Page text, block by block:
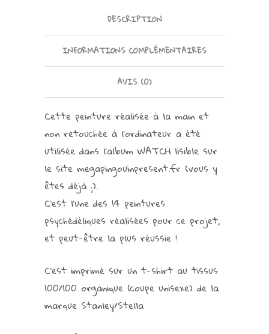
DESCRIPTION
INFORMATIONS COMPLÉMENTAIRES
AVIS (0)
Cette peinture réalisée à la main et
non retouchée à l’ordinateur a été
utilisée dans l’album WATCH lisible sur
le site megapingouinpresent.fr (vous y
êtes déjà ;).
C’est l’une des 14 peintures
psychédéliques réalisées pour ce projet,
et peut-être la plus réussie !
C’est imprimé sur un t-shirt au tissus
100/100 organique (coupe unisexe) de la
marque Stanley/Stella